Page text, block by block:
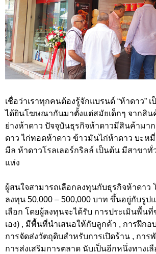
เชื่อว่าเราทุกคนต้องรู้จักแบรนด์ “ห้าดาว” เ
ได้ยินโฆษณากันมาตั้งแต่สมัยเด็กๆ จากสิน
ย่างห้าดาว ปัจจุบันธุรกิจห้าดาวมีสินค้ามาก
ดาว ไก่ทอดห้าดาว ข้าวมันไก่ห้าดาว บะห
มีล ห้าดาวโรลเลอร์กริลล์ เป็นต้น มีสาขาทั่
แห่ง
ผู้สนใจสามารถเลือกลงทุนกับธุรกิจห้าดาว
ลงทุน 50,000 – 500,000 บาท ขึ้นอยู่กับรูป
เลือก โดยผู้ลงทุนจะได้รับ การประเมินพื้น
เอง) , มีพื้นที่นำเสนอให้กับลูกค้า , การฝึกอ
การจัดส่งวัตถุดิบสำหรับการเปิดร้าน , กา
การส่งเสริมการตลาด นับเป็นอีกหนึ่งทางเ